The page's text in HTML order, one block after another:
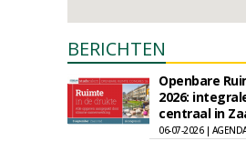
BERICHTEN
Openbare
2026:
centraal in
06-07-2026 |